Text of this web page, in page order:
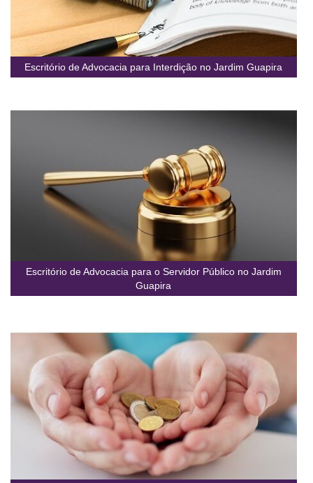
Escritório de Advocacia para Interdição no Jardim Guapira
Escritório de Advocacia para o Servidor Público no Jardim
Guapira